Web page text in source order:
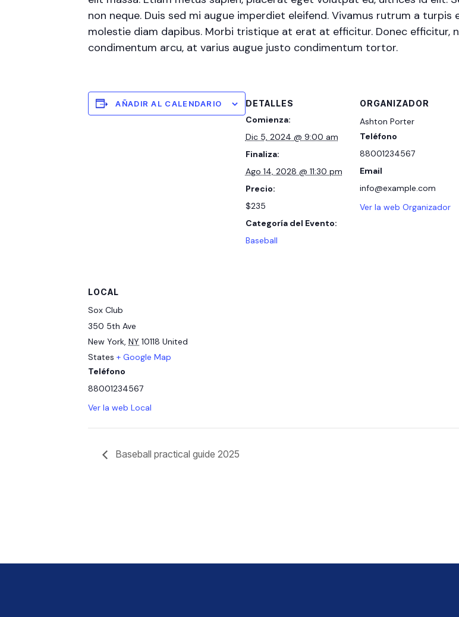
non neque. Duis sed mi augue imperdiet eleifend. Vivamus rutrum a
molestie diam dapibus. Morbi tristique at erat at efficitur. Donec efficitur,
condimentum arcu, at varius augue justo condimentum tortor.
AÑADIR AL CALENDARIO DETALLES
Comienza:
Dic 5, 2024 @ 9:00 am
Finaliza:
Ago 14, 2028 @ 11:30 pm
Precio:
$235
Categoría del Evento:
Baseball
ORGANIZADOR
Ashton Porter
Teléfono
88001234567
Email
info@example.com
Ver la web Organizador
LOCAL
Sox Club
350 5th Ave
New York, NY 10118 United
States + Google Map
Teléfono
88001234567
Ver la web Local
Baseball practical guide 2025